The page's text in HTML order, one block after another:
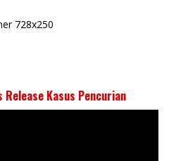
Kasus Pencurian